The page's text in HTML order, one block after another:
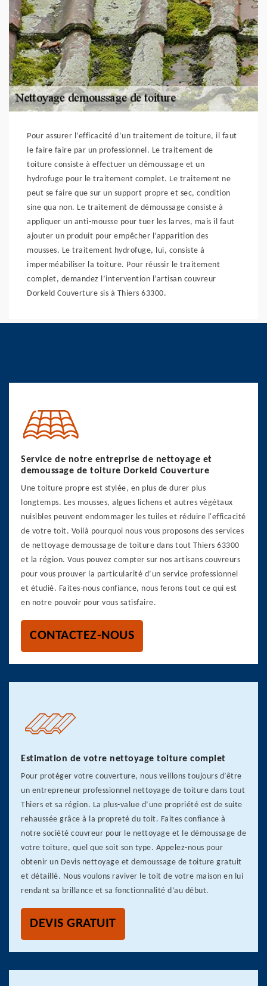
Pour assurer l’efficacité d’un traitement de toiture, il faut
le faire faire par un professionnel. Le traitement de
toiture consiste à effectuer un démoussage et un
hydrofuge pour le traitement complet. Le traitement ne
peut se faire que sur un support propre et sec, condition
sine qua non. Le traitement de démoussage consiste à
appliquer un anti-mousse pour tuer les larves, mais il faut
ajouter un produit pour empêcher l’apparition des
mousses. Le traitement hydrofuge, lui, consiste à
imperméabiliser la toiture. Pour réussir le traitement
complet, demandez l’intervention l’artisan couvreur
Dorkeld Couverture sis à Thiers 63300.
Service de notre entreprise de nettoyage et
demoussage de toiture Dorkeld Couverture
Une toiture propre est stylée, en plus de durer plus
longtemps. Les mousses, algues lichens et autres végétaux
nuisibles peuvent endommager les tuiles et réduire l'efficacité
de votre toit. Voilà pourquoi nous vous proposons des services
de nettoyage demoussage de toiture dans tout Thiers 63300
et la région. Vous pouvez compter sur nos artisans couvreurs
pour vous prouver la particularité d’un service professionnel
et étudié. Faites-nous confiance, nous ferons tout ce qui est
en notre pouvoir pour vous satisfaire.
CONTACTEZ-NOUS
Estimation de votre nettoyage toiture complet
Pour protéger votre couverture, nous veillons toujours d’être
un entrepreneur professionnel nettoyage de toiture dans tout
Thiers et sa région. La plus-value d’une propriété est de suite
rehaussée grâce à la propreté du toit. Faites confiance à
notre société couvreur pour le nettoyage et le démoussage de
votre toiture, quel que soit son type. Appelez-nous pour
obtenir un Devis nettoyage et demoussage de toiture gratuit
et détaillé. Nous voulons raviver le toit de votre maison en lui
rendant sa brillance et sa fonctionnalité d’au début.
DEVIS GRATUIT